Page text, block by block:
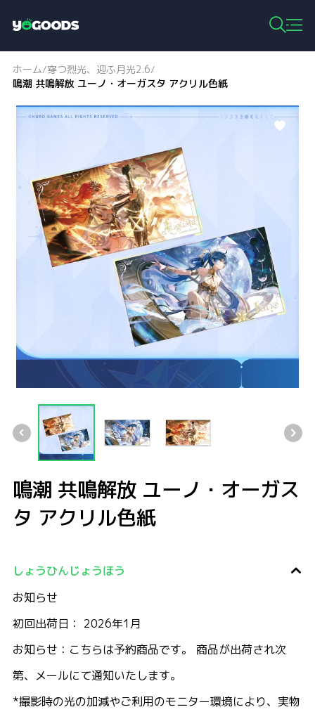
o
g
o
o
s
ホーム/穿つ烈光、迎ふ月光2.6/
鳴潮 共鳴解放 ユーノ・オーガスタ アクリル色紙
鳴潮 共鳴解放 ユーノ・オーガス
タ アクリル色紙
しょうひんじょうほう
お知らせ
初回出荷日： 2026年1月
お知らせ：こちらは予約商品です。 商品が出荷され次
第、メールにて通知いたします。
*撮影時の光の加減やご利用のモニター環境により、実物